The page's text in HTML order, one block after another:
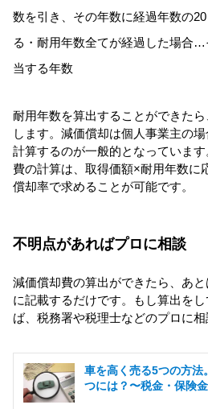
数を引き、その年数に経過年数の
る ・耐用年数全てが経過した場合
当する年数
耐用年数を算出することができた
します。減価償却は個人事業主の
計算するのが一般的となっていま
費の計算は、取得価額×耐用年数に
償却率で求めることが可能です。
不明点があればプロに相談
減価償却費の算出ができたら、あ
に記載するだけです。もし算出を
ば、税務署や税理士などのプロに相
車を高く売る5つの方法
つには？〜税金・保険